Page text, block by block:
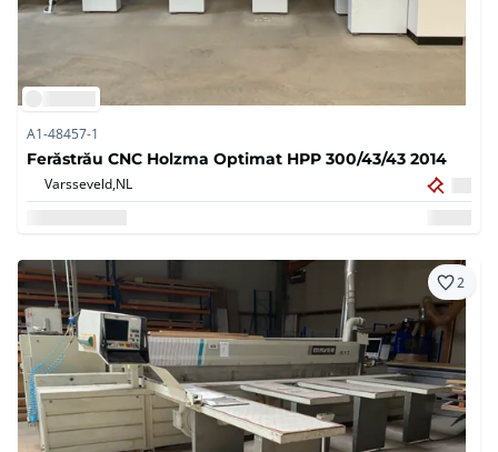
A1-48457-1
Ferăstrău CNC Holzma Optimat HPP 300/43/43 2014
Varsseveld,NL
2